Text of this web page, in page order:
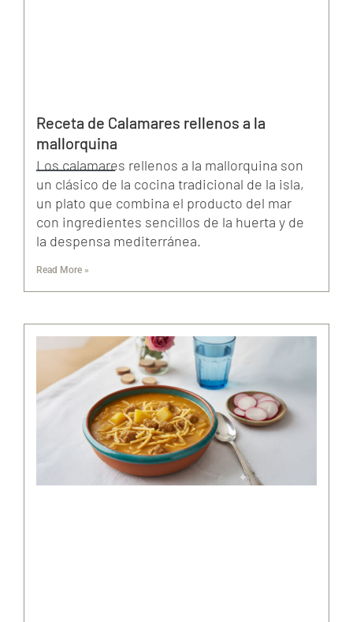
Receta de Calamares rellenos a la
mallorquina
Los calamares rellenos a la mallorquina son
un clásico de la cocina tradicional de la isla,
un plato que combina el producto del mar
con ingredientes sencillos de la huerta y de
la despensa mediterránea.
Read More »